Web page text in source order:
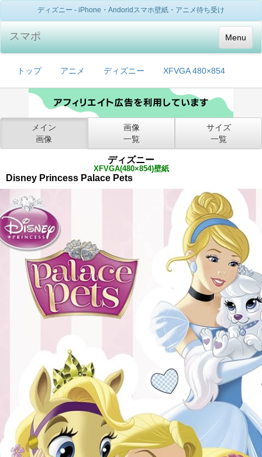
ディズニー - iPhone・Andoridスマホ壁紙・アニメ待ち受け
Menu
スマポ
トップ アニメ ディズニー XFVGA 480×854
メイン
画像
画像
一覧
サイズ
一覧
ディズニー
XFVGA(480×854)壁紙
Disney Princess Palace Pets